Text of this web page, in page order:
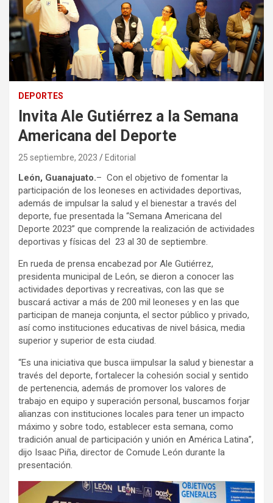
DEPORTES
Invita Ale Gutiérrez a la Semana
Americana del Deporte
25 septiembre, 2023 Editorial
León, Guanajuato.– Con el objetivo de fomentar la
participación de los leoneses en actividades deportivas,
además de impulsar la salud y el bienestar a través del
deporte, fue presentada la “Semana Americana del
Deporte 2023” que comprende la realización de actividades
deportivas y físicas del 23 al 30 de septiembre.
En rueda de prensa encabezad por Ale Gutiérrez,
presidenta municipal de León, se dieron a conocer las
actividades deportivas y recreativas, con las que se
buscará activar a más de 200 mil leoneses y en las que
participan de maneja conjunta, el sector público y privado,
así como instituciones educativas de nivel básica, media
superior y superior de esta ciudad.
“Es una iniciativa que busca iimpulsar la salud y bienestar a
través del deporte, fortalecer la cohesión social y sentido
de pertenencia, además de promover los valores de
trabajo en equipo y superación personal, buscamos forjar
alianzas con instituciones locales para tener un impacto
máximo y sobre todo, establecer esta semana, como
tradición anual de participación y unión en América Latina”,
dijo Isaac Piña, director de Comude León durante la
presentación.